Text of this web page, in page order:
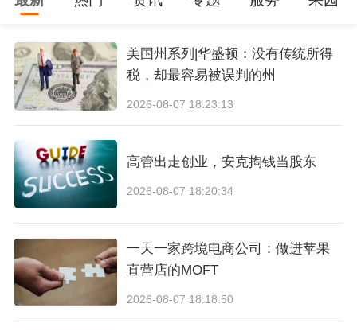
美国州系列|华盛顿：没有传统所得
税，却最容易被误判的州
2026-08-07 18:23:13
高管出走创业，安克掏钱当股东
2026-08-07 18:20:34
一天一家跨境电商公司：做进苹果
直营店的MOFT
2026-08-07 18:18:50